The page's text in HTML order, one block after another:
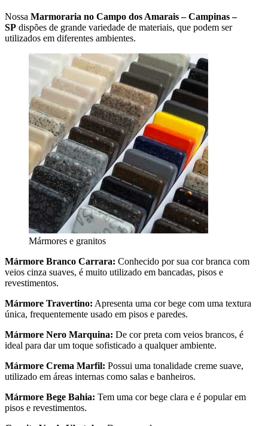
Nossa Marmoraria no Campo dos Amarais – Campinas –
SP dispões de grande variedade de materiais, que podem ser
utilizados em diferentes ambientes.
Mármores e granitos
Mármore Branco Carrara: Conhecido por sua cor branca com
veios cinza suaves, é muito utilizado em bancadas, pisos e
revestimentos.
Mármore Travertino: Apresenta uma cor bege com uma textura
única, frequentemente usado em pisos e paredes.
Mármore Nero Marquina: De cor preta com veios brancos, é
ideal para dar um toque sofisticado a qualquer ambiente.
Mármore Crema Marfil: Possui uma tonalidade creme suave,
utilizado em áreas internas como salas e banheiros.
Mármore Bege Bahia: Tem uma cor bege clara e é popular em
pisos e revestimentos.